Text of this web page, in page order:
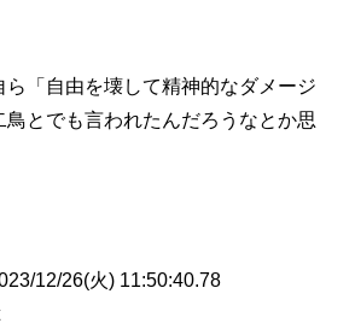
「自由を壊して精神的なダメージ
鳥とでも言われたんだろうなとか思
12/26(火) 11:50:40.78